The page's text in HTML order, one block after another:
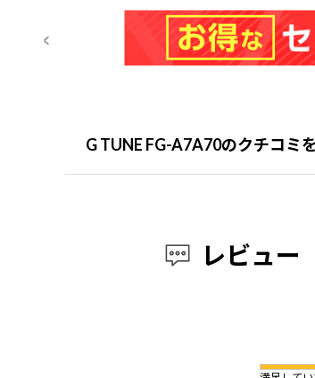
G TUNE FG-A7A70のクチコミ
レビュー